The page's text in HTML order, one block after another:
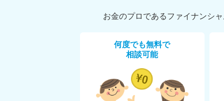
お金のプロであるファイナンシ
何度でも無料で
相談可能